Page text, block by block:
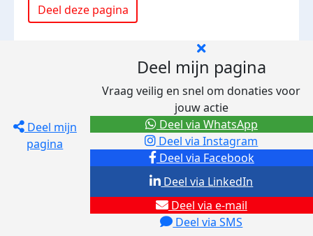
Deel deze pagina
Deel mijn
pagina
Deel mijn pagina
Vraag veilig en snel om donaties voor
jouw actie
Deel via Facebook
Deel via Instagram
Deel via e-mail
Deel via SMS
Deel via LinkedIn
Deel via WhatsApp